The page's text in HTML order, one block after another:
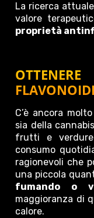
La ricerca
valore
proprietà
C’è ancora
sia della
frutti e
consumo
ragionevoli che
una piccola
fumando o
maggioranza di
calore.